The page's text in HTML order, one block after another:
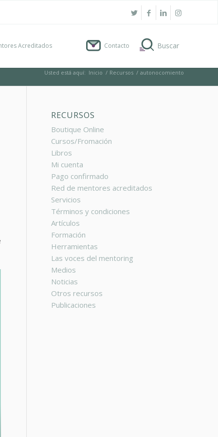
Acreditados Contacto
Usted está aquí: Inicio / Recursos / autonocomiento
RECURSOS
Boutique Online
Cursos/Fromación
Libros
Mi cuenta
Pago confirmado
Red de mentores acreditados
Servicios
Términos y condiciones
Artículos
Formación
Herramientas
Las voces del mentoring
Medios
Noticias
Otros recursos
Publicaciones